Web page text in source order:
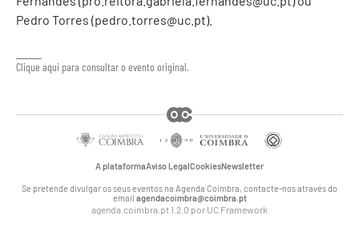
Pedro Torres (pedro.torres@uc.pt).
Clique aqui para consultar o evento original.
A plataformaAviso LegalCookiesNewsletter
Se pretende divulgar os seus eventos na Agenda Coimbra, contacte-nos através do
email agendacoimbra@coimbra.pt
agenda.coimbra.pt 1.2.0 por UC Framework